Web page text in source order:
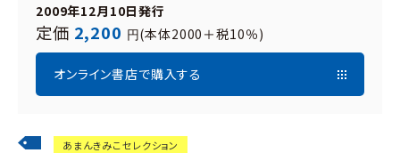
あまんきみこセレクション
2009年12月10日発行
定価 2,200 円(本体2000＋税10％)
オンライン書店で購入する